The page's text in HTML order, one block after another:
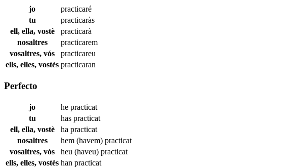
jo
practicaré
tu
practicaràs
ell, ella, vostè
practicarà
nosaltres
practicarem
vosaltres, vós
practicareu
ells, elles, vostès practicaran
Perfecto
jo he practicat
tu
has practicat
ell, ella, vostè
ha practicat
nosaltres
hem (havem) practicat
vosaltres, vós
heu (haveu) practicat
ells, elles, vostès han practicat